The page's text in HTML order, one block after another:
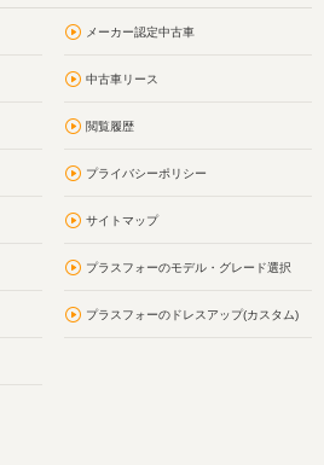
メーカー認定中古車
中古車リース
閲覧履歴
プライバシーポリシー
サイトマップ
プラスフォーのモデル・グレード選択
プラスフォーのドレスアップ(カスタム)